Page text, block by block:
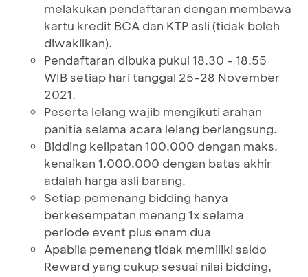
melakukan pendaftaran dengan membawa
kartu kredit BCA dan KTP asli (tidak boleh
diwakilkan).
Pendaftaran dibuka pukul 18.30 - 18.55
WIB setiap hari tanggal 25-28 November
2021.
Peserta lelang wajib mengikuti arahan
panitia selama acara lelang berlangsung.
Bidding kelipatan 100.000 dengan maks.
kenaikan 1.000.000 dengan batas akhir
adalah harga asli barang.
Setiap pemenang bidding hanya
berkesempatan menang 1x selama
periode event plus enam dua
Apabila pemenang tidak memiliki saldo
Reward yang cukup sesuai nilai bidding,